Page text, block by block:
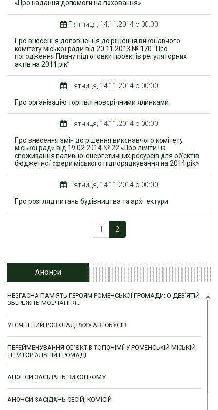
«Про надання допомоги на поховання»
П’ятниця, 14.11.2014 о 00:00
Про внесення доповнення до рішення виконавчого
комітету міської ради від 20.11.2013 № 170 “Про
погодження Плану підготовки проектів регуляторних
актів на 2014 рік”
П’ятниця, 14.11.2014 о 00:00
Про організацію торгівлі новорічними ялинками
П’ятниця, 14.11.2014 о 00:00
Про внесення змін до рішення виконавчого комітету
міської ради від 19.02.2014 № 22 «Про ліміти на
споживання паливно-енергетичних ресурсів для об’єктів
бюджетної сфери міського підпорядкування на 2014 рік»
П’ятниця, 14.11.2014 о 00:00
Про розгляд питань будівництва та архітектури
1 2
Анонси
НЕЗГАСНА ПАМ’ЯТЬ ГЕРОЯМ РОМЕНСЬКОЇ ГРОМАДИ: О ДЕВ’ЯТІЙ
ЗБЕРЕЖІТЬ МОВЧАННЯ…
УТОЧНЕНИЙ РОЗКЛАД РУХУ АВТОБУСІВ
ПЕРЕЙМЕНУВАННЯ ОБ’ЄКТІВ ТОПОНІМІЇ У РОМЕНСЬКІЙ МІСЬКІЙ
ТЕРИТОРІАЛЬНІЙ ГРОМАДІ
АНОНСИ ЗАСІДАНЬ ВИКОНКОМУ
АНОНСИ ЗАСІДАНЬ СЕСІЙ, КОМІСІЙ